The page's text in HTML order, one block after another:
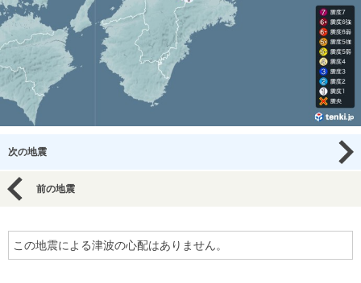
次の地震
前の地震
この地震による津波の心配はありません。